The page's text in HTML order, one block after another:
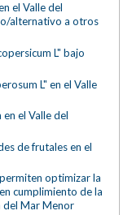
el Valle del
alternativo a otros
L" bajo
L" en el Valle
el Valle del
de frutales en el
optimizar la
cumplimiento de la
del Mar Menor